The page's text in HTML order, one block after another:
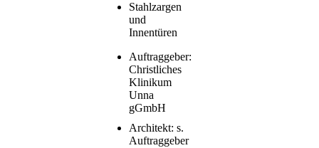
Stahlzargen
und
Innentüren
Auftraggeber:
Christliches
Klinikum
Unna
gGmbH
Architekt: s.
Auftraggeber